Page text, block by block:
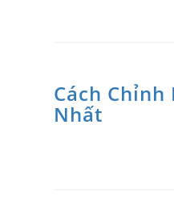
Cách Chỉnh
Nhất